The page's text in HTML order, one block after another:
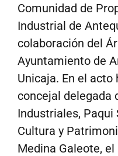
Comunidad de
Industrial de
colaboración del
Ayuntamiento de
Unicaja. En el
concejal delegada
Industriales, Paqui
Cultura y
Medina Galeote,